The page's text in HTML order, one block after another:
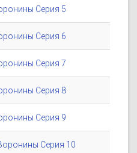
Серия 5
Серия 6
Серия 7
Серия 8
Серия 9
Серия 10